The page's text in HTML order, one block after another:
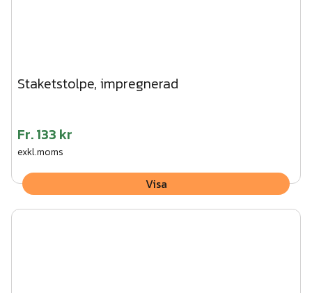
Staketstolpe, impregnerad
Fr.133 kr
exkl.moms
Visa